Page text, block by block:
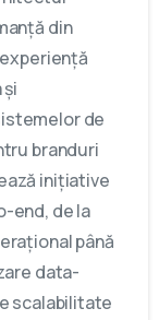
din
de
branduri
inițiative
end, de la
până
data-
scalabilitate